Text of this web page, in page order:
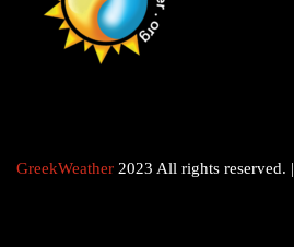
GreekWeather 2023 All rights reserved.